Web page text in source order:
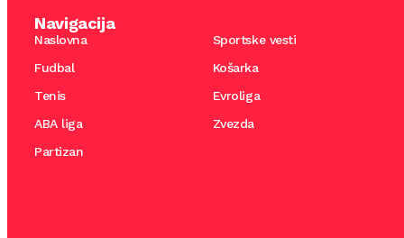
Navigacija
Naslovna
Sportske vesti
Fudbal
Košarka
Tenis
Evroliga
ABA liga
Zvezda
Partizan